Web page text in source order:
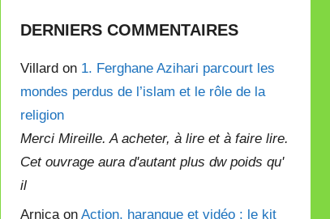
DERNIERS COMMENTAIRES
Villard on 1. Ferghane Azihari parcourt les
mondes perdus de l’islam et le rôle de la
religion
Merci Mireille. A acheter, à lire et à faire lire.
Cet ouvrage aura d'autant plus dw poids qu'
il
Arnica onAction, harangue et vidéo : le kit